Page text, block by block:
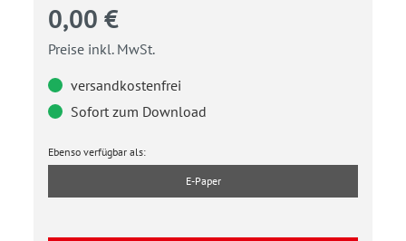
0,00 €
Preise inkl. MwSt.
versandkostenfrei
Sofort zum Download
Ebenso verfügbar als:
E-Paper